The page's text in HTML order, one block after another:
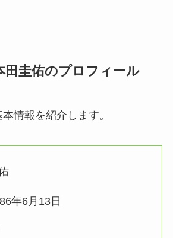
田圭佑のプロフィール
情報を紹介します。
年6月13日